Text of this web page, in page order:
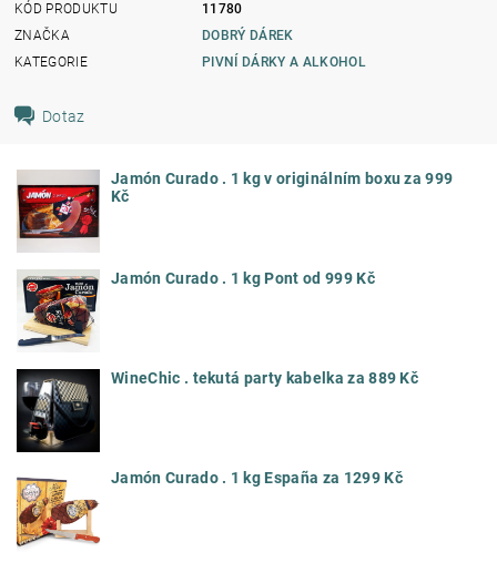
KÓD PRODUKTU
11780
ZNAČKA
DOBRÝ DÁREK
KATEGORIE
PIVNÍ DÁRKY A ALKOHOL
Dotaz
Jamón Curado . 1 kg v originálním boxu za 999
Kč
Jamón Curado . 1 kg Pont od 999 Kč
WineChic . tekutá party kabelka za 889 Kč
Jamón Curado . 1 kg España za 1299 Kč